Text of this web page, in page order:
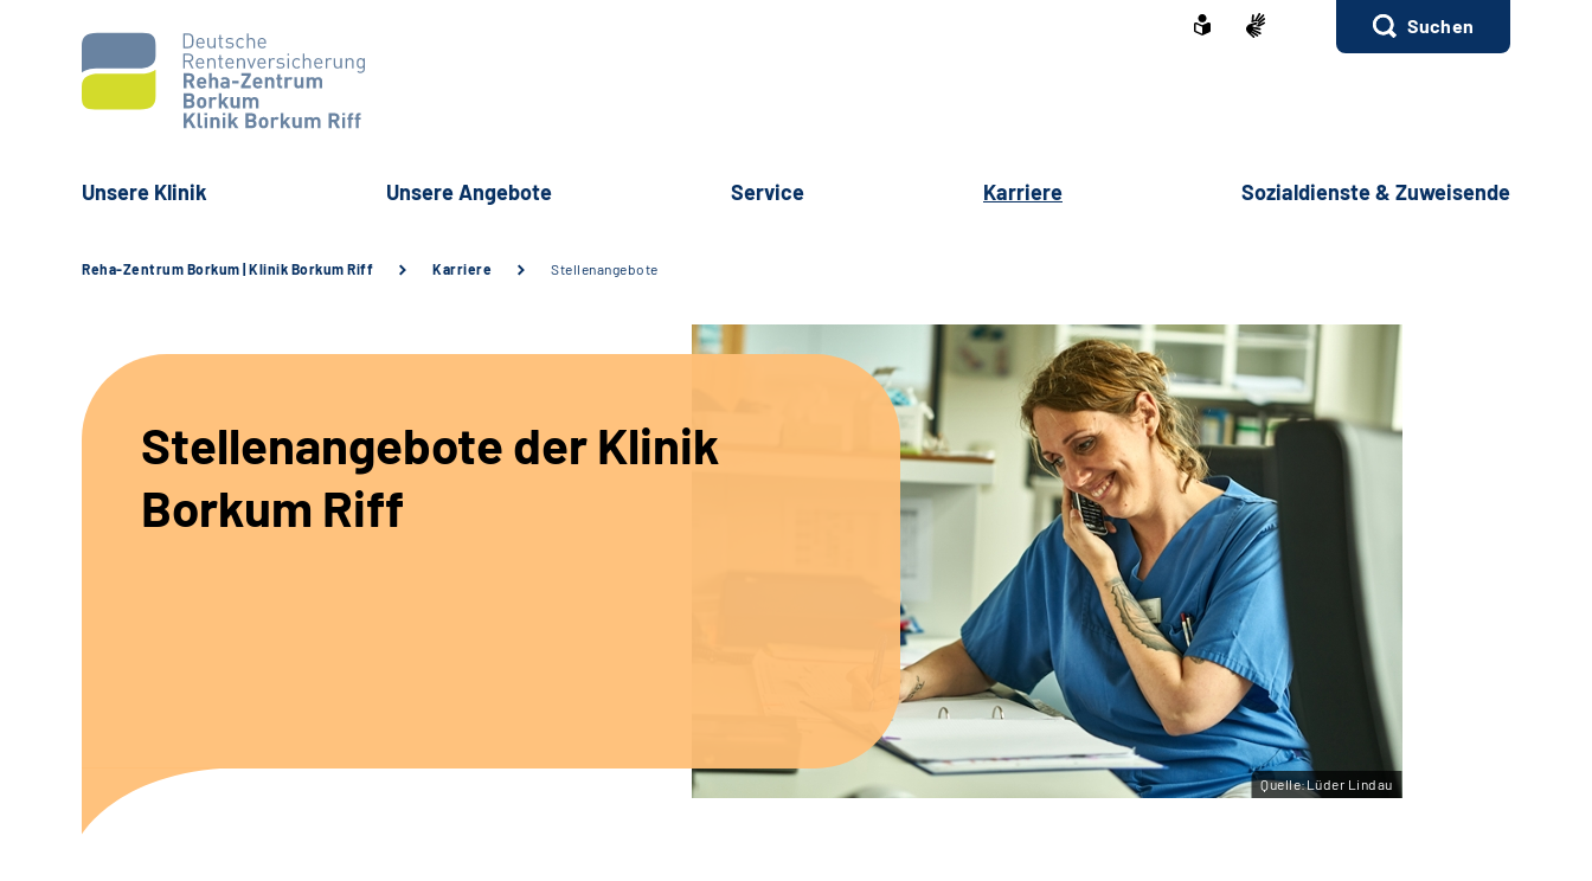
Suchen
Unsere Klinik Unsere Angebote Service Karriere Sozialdienste & Zuweisende
Reha-Zentrum Borkum | Klinik Borkum Riff Karriere Stellenangebote
Stellenangebote der Klinik
Borkum Riff
Quelle:Lüder Lindau